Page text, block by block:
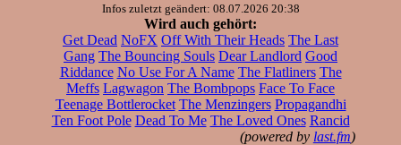
Infos zuletzt geändert: 08.07.2026 20:38
Wird auch gehört:
Get Dead NoFX Off With Their Heads The Last
Gang The Bouncing Souls Dear Landlord Good
Riddance No Use For A Name The Flatliners The
Meffs Lagwagon The Bombpops Face To Face
Teenage Bottlerocket The Menzingers Propagandhi
Ten Foot Pole Dead To Me The Loved Ones Rancid
(powered by last.fm)